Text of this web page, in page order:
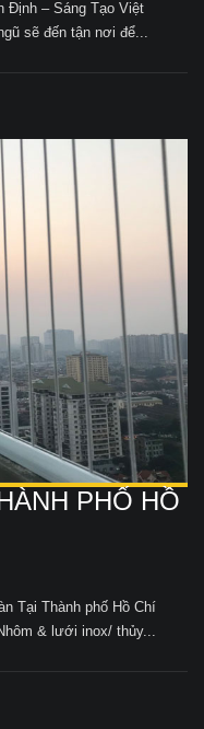
Định – Sáng Tạo Việt
sẽ đến tận nơi để...
PHỐ HỒ
Tại Thành phố Hồ Chí
& lưới inox/ thủy...